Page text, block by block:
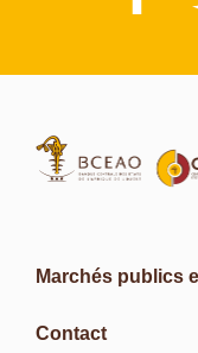
Marchés publics
Contact